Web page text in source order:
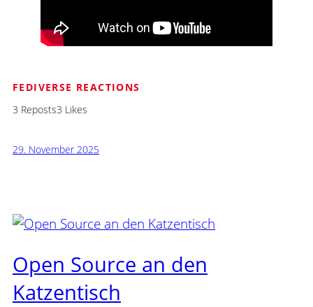
FEDIVERSE REACTIONS
3 Reposts3 Likes
29. November 2025
Open Source an den
Katzentisch